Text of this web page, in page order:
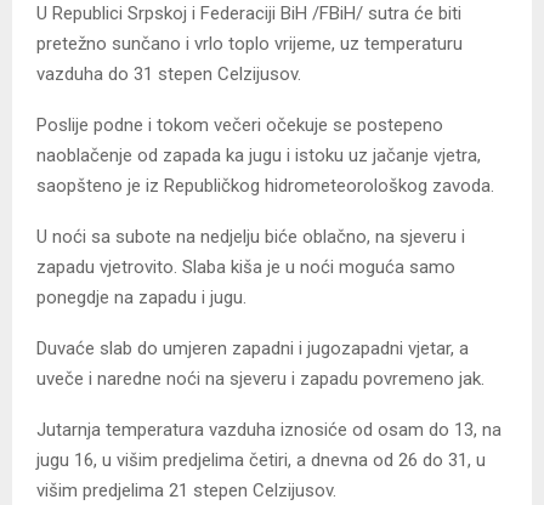
U Republici Srpskoj i Federaciji BiH /FBiH/ sutra će biti
pretežno sunčano i vrlo toplo vrijeme, uz temperaturu
vazduha do 31 stepen Celzijusov.
Poslije podne i tokom večeri očekuje se postepeno
naoblačenje od zapada ka jugu i istoku uz jačanje vjetra,
saopšteno je iz Republičkog hidrometeorološkog zavoda.
U noći sa subote na nedjelju biće oblačno, na sjeveru i
zapadu vjetrovito. Slaba kiša je u noći moguća samo
ponegdje na zapadu i jugu.
Duvaće slab do umjeren zapadni i jugozapadni vjetar, a
uveče i naredne noći na sjeveru i zapadu povremeno jak.
Jutarnja temperatura vazduha iznosiće od osam do 13, na
jugu 16, u višim predjelima četiri, a dnevna od 26 do 31, u
višim predjelima 21 stepen Celzijusov.